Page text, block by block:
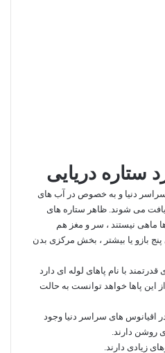
ستاره دریایی
دنیا و به خصوص در آب‏ های
می شوند. ظاهر ستاره‏ های
ماهی نیستند ، سر و مغز هم
پنج بازو یا بیشتر ، بخش مرکزی بدن
با نام پاهای لوله ‏ای دارد
این پاها خواهد توانست به حالت
در اقیانوس‏ های سراسر دنیا وجود
روشن دارند.
زیادی دارند.